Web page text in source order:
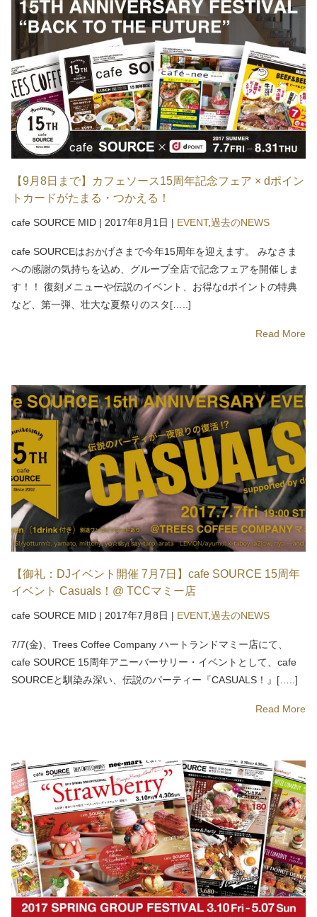
【9月8日まで】カフェソース15周年記念フェア × dポイン
トカードがたまる・つかえる！
cafe SOURCE MID | 2017年8月1日 | EVENT,過去のNEWS
cafe SOURCEはおかげさまで今年15周年を迎えます。 みなさま
への感謝の気持ちを込め、グループ全店で記念フェアを開催しま
す！！ 復刻メニューや伝説のイベント、お得なdポイントの特典
など、第一弾、壮大な夏祭りのスタ[…..]
Read More
【御礼：DJイベント開催 7月7日】cafe SOURCE 15周年
イベント Casuals！@ TCCマミー店
cafe SOURCE MID | 2017年7月8日 | EVENT,過去のNEWS
7/7(金)、Trees Coffee Company ハートランドマミー店にて、
cafe SOURCE 15周年アニーバーサリー・イベントとして、cafe
SOURCEと馴染み深い、伝説のパーティー『CASUALS！』[…..]
Read More